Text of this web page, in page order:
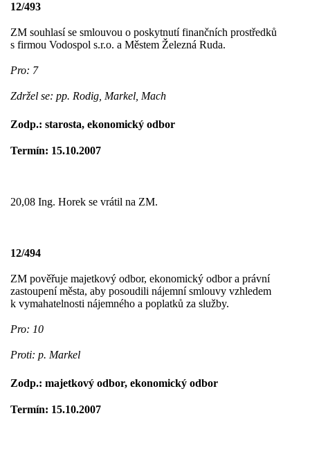
12/493
ZM souhlasí se smlouvou o poskytnutí finančních prostředků
s firmou Vodospol s.r.o. a Městem Železná Ruda.
Pro: 7
Zdržel se: pp. Rodig, Markel, Mach
Zodp.: starosta, ekonomický odbor
Termín: 15.10.2007
20,08 Ing. Horek se vrátil na ZM.
12/494
ZM pověřuje majetkový odbor, ekonomický odbor a právní
zastoupení města, aby posoudili nájemní smlouvy vzhledem
k vymahatelnosti nájemného a poplatků za služby.
Pro: 10
Proti: p. Markel
Zodp.: majetkový odbor, ekonomický odbor
Termín: 15.10.2007